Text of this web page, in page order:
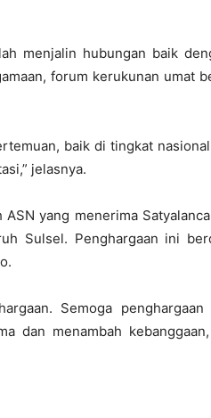
menjalin hubungan baik
forum kerukunan umat
baik di tingkat
jelasnya.
yang menerima
Sulsel. Penghargaan ini
Semoga
dan menambah